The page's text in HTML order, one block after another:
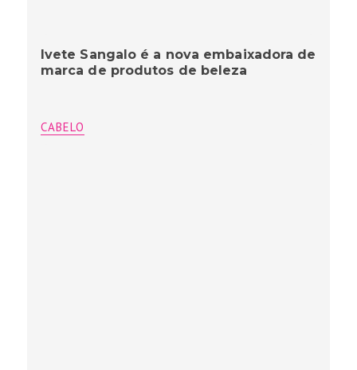
Ivete Sangalo é a nova embaixadora de
marca de produtos de beleza
CABELO